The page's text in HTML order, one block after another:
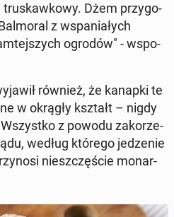
tru­skaw­ko­wy. Dżem przy­go­
z wspa­nia­łych
ogrodów" - wspo­
również, że kanapki te
w okrągły kształt – nigdy
z powodu za­ko­rze­
według którego je­dze­nie
nie­szczę­ście mo­nar­